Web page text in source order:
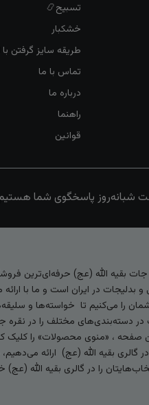
تسبیح📿
خشکبار
طریقه سایز گرفتن با
تماس با ما
درباره ما
راهنما
قوانین
جات بقیه الله (عج) حرفه‌ای‌ترین
در ایران است و ما با
را می‌کنیم تا خواسته‌ها و
در دسته‌بندی‌های مختلف را در
، «منوی محصولات» را کلیک کنید
گالری بقیه الله (عج) ارائه
را در گالری بقیه الله